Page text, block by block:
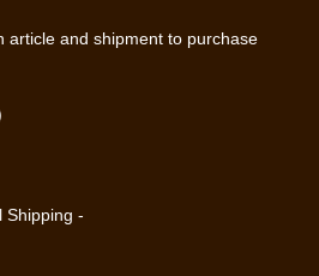
article and shipment to purchase
Shipping -